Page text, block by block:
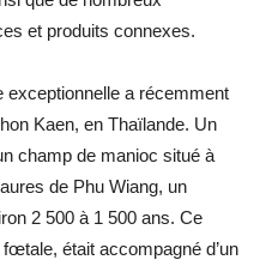
et produits connexes.
exceptionnelle a récemment
Kaen, en Thaïlande. Un
champ de manioc situé à
de Phu Wiang, un
2 500 à 1 500 ans. Ce
était accompagné d’un